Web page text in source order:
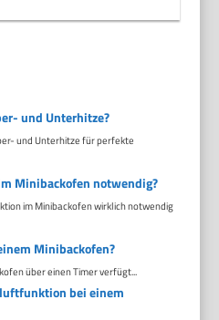
und Unterhitze?
und Unterhitze für perfekte
Minibackofen notwendig?
im Minibackofen wirklich notwendig
Minibackofen?
über einen Timer verfügt...
bei einem